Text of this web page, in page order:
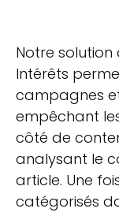
Notre solution
Intérêts
campagnes
empêchant
côté de
analysant le
article. Une
catégorisés